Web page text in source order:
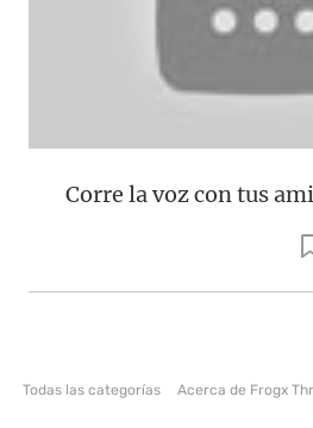
Corre la voz con tus
Todas las categorías Acerca de Frogx